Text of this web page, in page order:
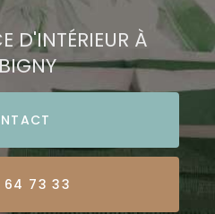
D'INTÉRIEUR À
64 73 33